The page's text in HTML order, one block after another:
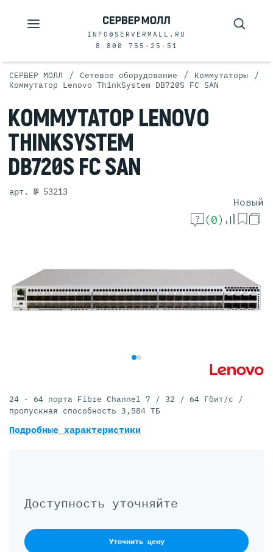
INFO@SERVERMALL.RU
8 800 755-25-51
СЕРВЕР МОЛЛ / Сетевое оборудование / Коммутаторы /
Коммутатор Lenovo ThinkSystem DB720S FC SAN
КОММУТАТОР LENOVO
THINKSYSTEM
DB720S FC SAN
арт. № 53213
Новый
(0)
Доступность уточняйте
Уточнить цену
24 - 64 порта Fibre Channel 7 / 32 / 64 Гбит/с /
пропускная способность 3,584 ТБ
Подробные характеристики